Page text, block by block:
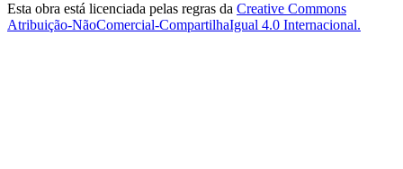
Esta obra está licenciada pelas regras da Creative Commons
Atribuição-NãoComercial-CompartilhaIgual 4.0 Internacional.